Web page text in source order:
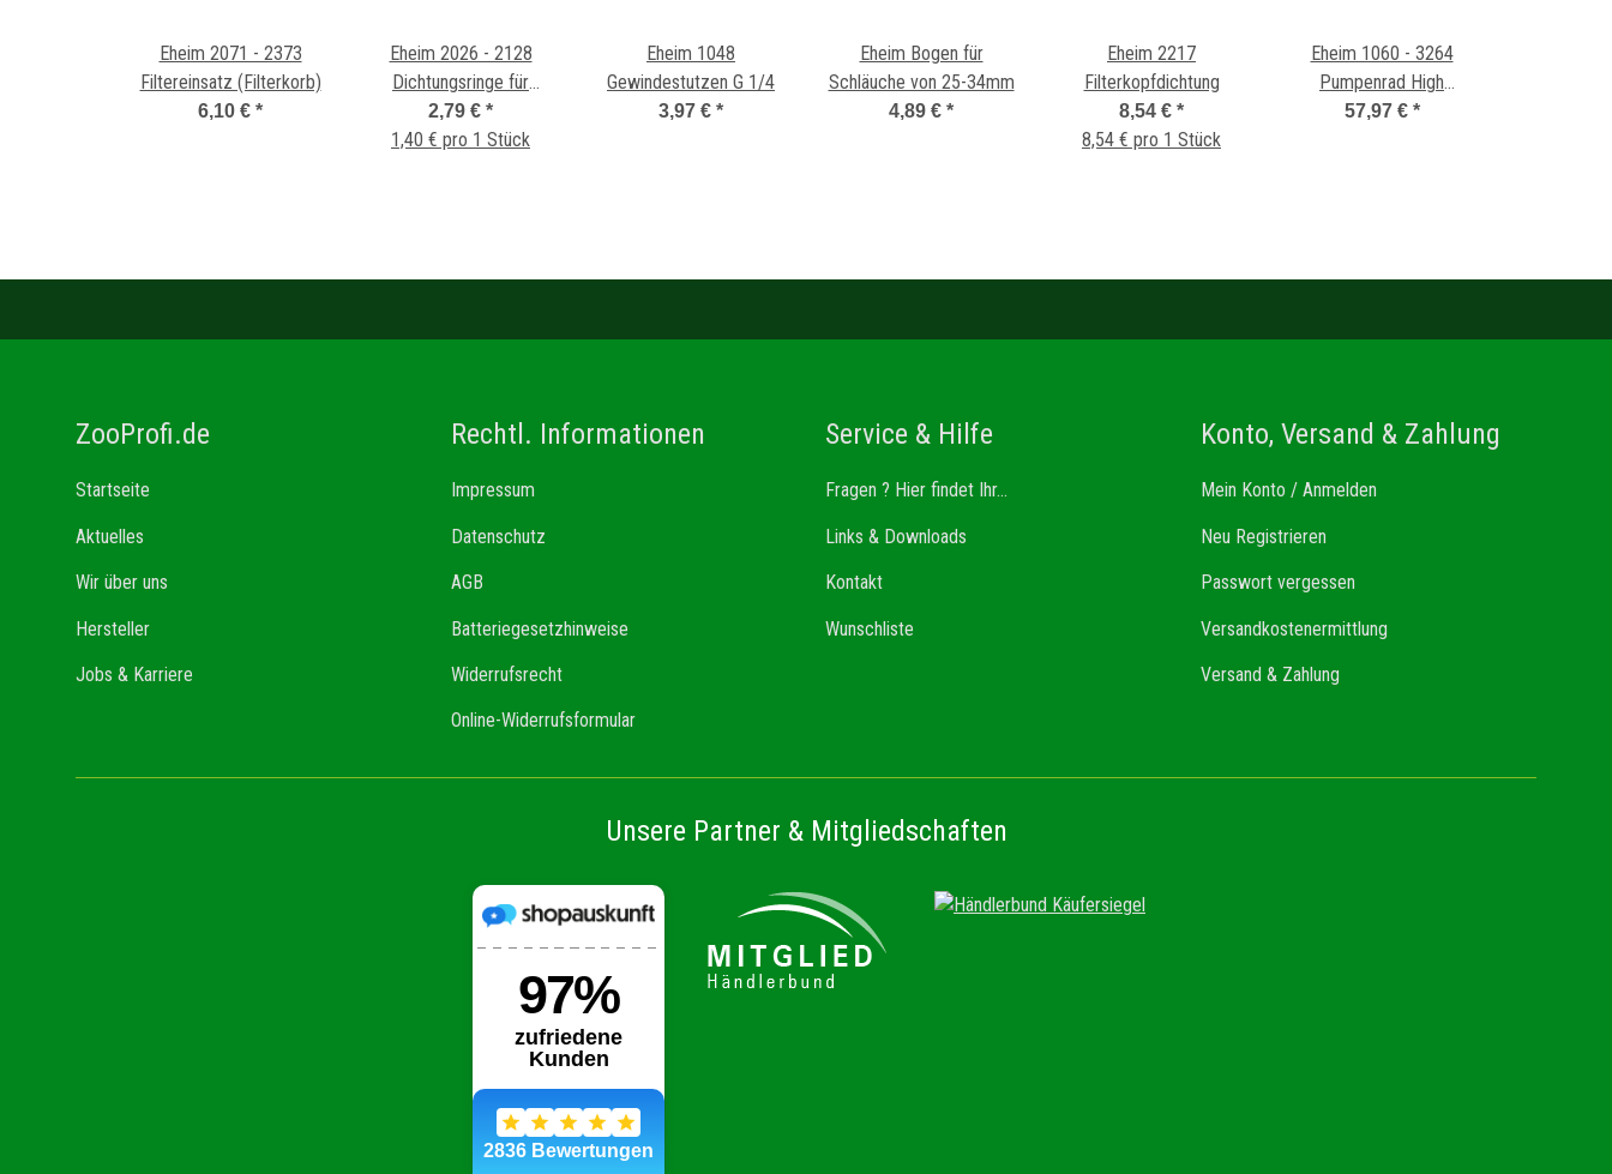
Eheim 2071 - 2373
Filtereinsatz (Filterkorb)
6,10 € *
Eheim 2026 - 2128
Dichtungsringe für
Adapter
2,79 € *
1,40 € pro 1 Stück
Eheim 1048
Gewindestutzen G 1/4
3,97 € *
Eheim Bogen für
Schläuche von 25-34mm
4,89 € *
Eheim 2217
Filterkopfdichtung
8,54 € *
8,54 € pro 1 Stück
Eheim 1060 - 3264
Pumpenrad High
Performance Ceramic f?r
57,97 € *
ZooProfi.de
Startseite
Aktuelles
Wir über uns
Hersteller
Jobs & Karriere
Rechtl. Informationen
Impressum
Datenschutz
AGB
Batteriegesetzhinweise
Widerrufsrecht
Online-Widerrufsformular
Service & Hilfe
Fragen ? Hier findet Ihr...
Links & Downloads
Kontakt
Wunschliste
Konto, Versand & Zahlung
Mein Konto / Anmelden
Neu Registrieren
Passwort vergessen
Versandkostenermittlung
Versand & Zahlung
Unsere Partner & Mitgliedschaften